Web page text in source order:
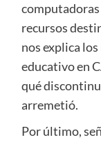
recursos
nos explica
educativo en
qué
arremetió.
Por último,